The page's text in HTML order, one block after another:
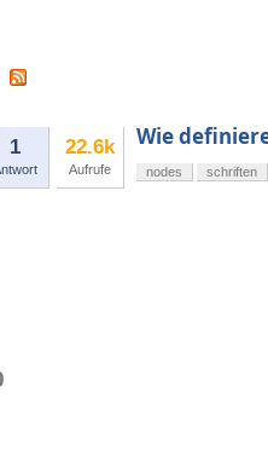
1 22.6k
Aufrufe
Wie
nodes schriften